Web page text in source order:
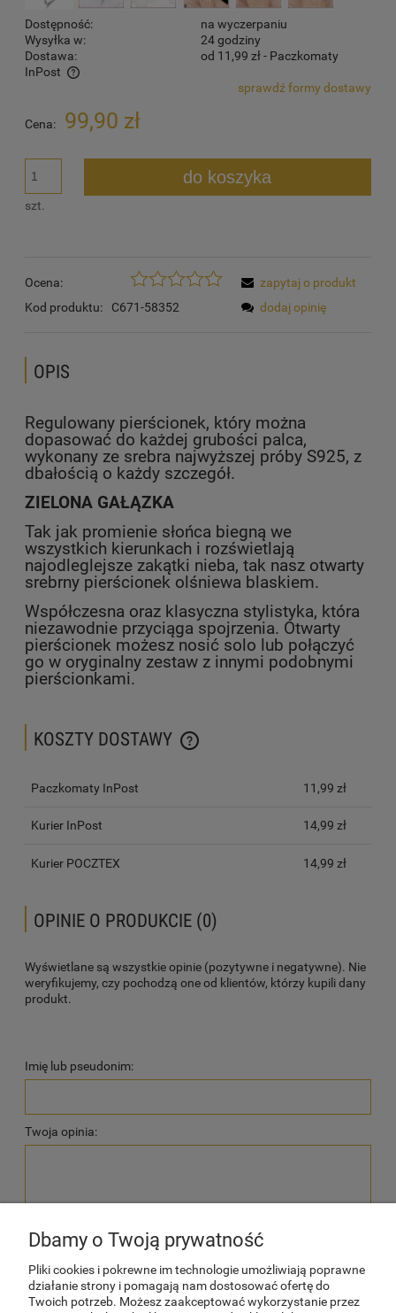
Dostępność:
na wyczerpaniu
Wysyłka w:
24 godziny
Dostawa:
od 11,99 zł- Paczkomaty
InPost
Cena nie zawiera ewentualnych kosztów płatnościsprawdź formy dostawy
Cena: 99,90 zł
szt.
do koszyka
Ocena:
Kod produktu:
C671-58352
zapytaj o produkt
dodaj opinię
OPIS
Regulowany pierścionek, który można
dopasować do każdej grubości palca,
wykonany ze srebra najwyższej próby S925, z
dbałością o każdy szczegół.
ZIELONA GAŁĄZKA
Tak jak promienie słońca biegną we
wszystkich kierunkach i rozświetlają
najodleglejsze zakątki nieba, tak nasz otwarty
srebrny pierścionek olśniewa blaskiem.
Współczesna oraz klasyczna stylistyka, która
niezawodnie przyciąga spojrzenia. Otwarty
pierścionek możesz nosić solo lub połączyć
go w oryginalny zestaw z innymi podobnymi
pierścionkami.
KOSZTY DOSTAWY
CENA NIE ZAWIERA EWENTUALNYCH KOSZTÓW PŁATNOŚCI
Paczkomaty InPost 11,99 zł
Kurier InPost 14,99 zł
Kurier POCZTEX 14,99 zł
OPINIE O PRODUKCIE (0)
Wyświetlane są wszystkie opinie (pozytywne i negatywne). Nie
weryfikujemy, czy pochodzą one od klientów, którzy kupili dany
produkt.
Imię lub pseudonim:
Twoja opinia:
Dbamy o Twoją prywatność
Pliki cookies i pokrewne im technologie umożliwiają poprawne
działanie strony i pomagają nam dostosować ofertę do
Twoich potrzeb. Możesz zaakceptować wykorzystanie przez